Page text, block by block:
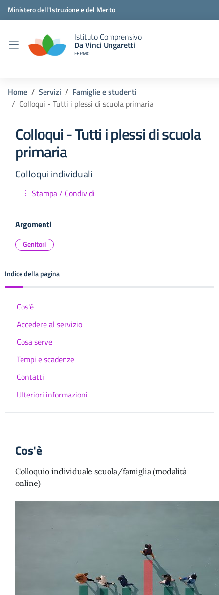
Ministero dell'Istruzione e del Merito
Istituto Comprensivo
Da Vinci Ungaretti
FERMO
Home Servizi
Famiglie e studenti
Colloqui - Tutti i plessi di scuola primaria
Colloqui - Tutti i plessi di scuola
primaria
Colloqui individuali
Stampa / Condividi
Argomenti
Genitori
Indice della pagina
Cos'è
Accedere al servizio
Cosa serve
Tempi e scadenze
Contatti
Ulteriori informazioni
Cos'è
Colloquio individuale scuola/famiglia (modalità
online)